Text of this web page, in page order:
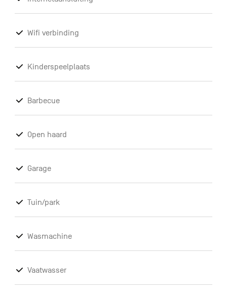
Wifi verbinding
Kinderspeelplaats
Barbecue
Open haard
Garage
Tuin/park
Wasmachine
Vaatwasser